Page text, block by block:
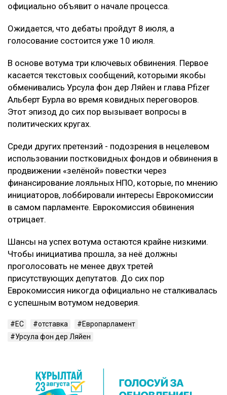
официально объявит о начале процесса.
Ожидается, что дебаты пройдут 8 июля, а
голосование состоится уже 10 июля.
В основе вотума три ключевых обвинения. Первое
касается текстовых сообщений, которыми якобы
обменивались Урсула фон дер Ляйен и глава Pfizer
Альберт Бурла во время ковидных переговоров.
Этот эпизод до сих пор вызывает вопросы в
политических кругах.
Среди других претензий - подозрения в нецелевом
использовании постковидных фондов и обвинения в
продвижении «зелёной» повестки через
финансирование лояльных НПО, которые, по мнению
инициаторов, лоббировали интересы Еврокомиссии
в самом парламенте. Еврокомиссия обвинения
отрицает.
Шансы на успех вотума остаются крайне низкими.
Чтобы инициатива прошла, за неё должны
проголосовать не менее двух третей
присутствующих депутатов. До сих пор
Еврокомиссия никогда официально не сталкивалась
с успешным вотумом недоверия.
ЕС отставка
Европарламент
Урсула фон дер Ляйен